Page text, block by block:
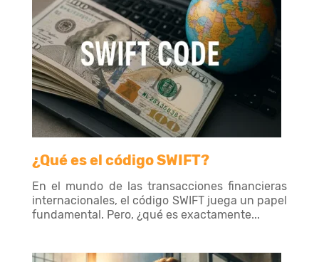
¿Qué es el código SWIFT?
En el mundo de las transacciones financieras
internacionales, el código SWIFT juega un papel
fundamental. Pero, ¿qué es exactamente...